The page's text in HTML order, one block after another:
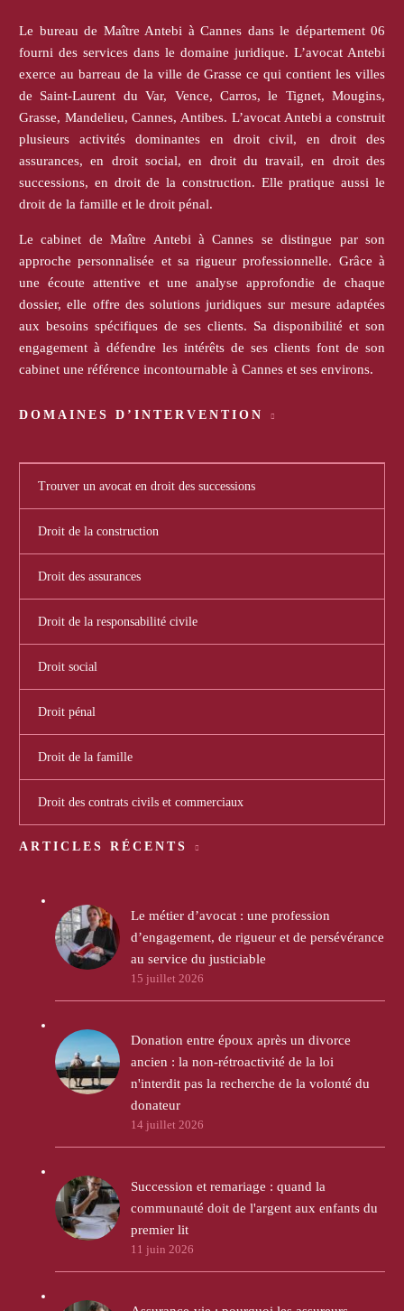
Le bureau de Maître Antebi à Cannes dans le département 06
fourni des services dans le domaine juridique. L’avocat Antebi
exerce au barreau de la ville de Grasse ce qui contient les villes
de Saint-Laurent du Var, Vence, Carros, le Tignet, Mougins,
Grasse, Mandelieu, Cannes, Antibes. L’avocat Antebi a construit
plusieurs activités dominantes en droit civil, en droit des
assurances, en droit social, en droit du travail, en droit des
successions, en droit de la construction. Elle pratique aussi le
droit de la famille et le droit pénal.
Le cabinet de Maître Antebi à Cannes se distingue par son
approche personnalisée et sa rigueur professionnelle. Grâce à
une écoute attentive et une analyse approfondie de chaque
dossier, elle offre des solutions juridiques sur mesure adaptées
aux besoins spécifiques de ses clients. Sa disponibilité et son
engagement à défendre les intérêts de ses clients font de son
cabinet une référence incontournable à Cannes et ses environs.
DOMAINES D’INTERVENTION
Trouver un avocat en droit des successions
Droit de la construction
Droit des assurances
Droit de la responsabilité civile
Droit social
Droit pénal
Droit de la famille
Droit des contrats civils et commerciaux
ARTICLES RÉCENTS
Le métier d’avocat : une profession
d’engagement, de rigueur et de persévérance
au service du justiciable
15 juillet 2026
Donation entre époux après un divorce
ancien : la non-rétroactivité de la loi
n'interdit pas la recherche de la volonté du
donateur
14 juillet 2026
Succession et remariage : quand la
communauté doit de l'argent aux enfants du
premier lit
11 juin 2026